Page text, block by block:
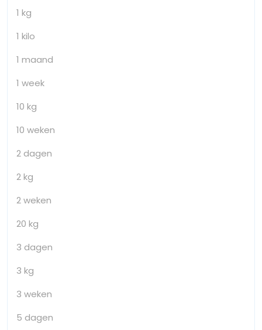
1 kg
1 kilo
1 maand
1 week
10 kg
10 weken
2 dagen
2 kg
2 weken
20 kg
3 dagen
3 kg
3 weken
5 dagen